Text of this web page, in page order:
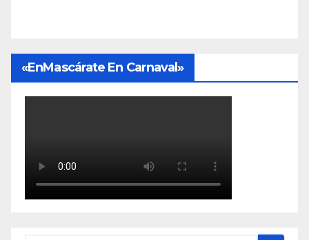
«EnMascárate En Carnaval»